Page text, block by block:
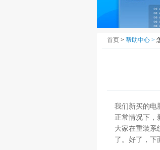
首页 > 帮助中心 >
我们新买的电
正常情况下，
大家在重装系
了。好了，下